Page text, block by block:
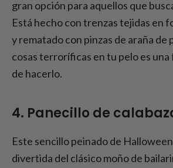
gran opción para aquellos que
Está hecho con trenzas tejidas en
y rematado con pinzas de araña de
cosas terroríficas en tu pelo es
de hacerlo.
4. Panecillo de
Este sencillo peinado de
divertida del clásico moño de